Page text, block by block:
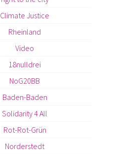
Climate Justice
Rheinland
Video
18nulldrei
NoG20BB
Baden-Baden
Solidarity 4 All
Rot-Rot-Grün
Norderstedt